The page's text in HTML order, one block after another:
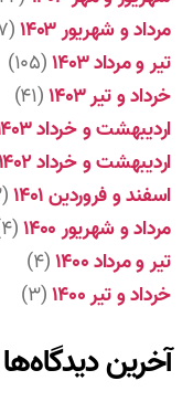
مرداد و شهریور ۱۴۰۳
(۷)
تیر و مرداد ۱۴۰۳
(۱۰۵)
خرداد و تیر ۱۴۰۳
(۴۱)
اردیبهشت و خرداد ۱۴۰۳
اردیبهشت و خرداد ۱۴۰۲
اسفند و فروردین ۱۴۰۱
(۳)
مرداد و شهریور ۱۴۰۰
(۴)
تیر و مرداد ۱۴۰۰
(۴)
خرداد و تیر ۱۴۰۰
(۳)
آخرین دیدگاه‌ها